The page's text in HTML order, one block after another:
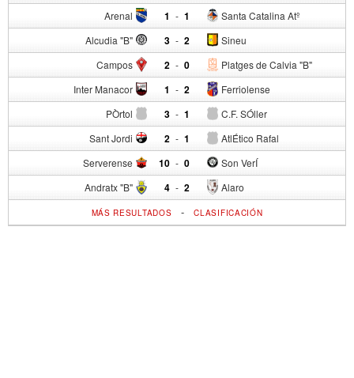
Arenal 1 - Santa Catalina Atº
1
Alcudia "B" 3 - Sineu
2
Campos 2 - Platges de Calvia "B"
0
Inter Manacor 1 - Ferriolense
2
PÒrtol 3 - C.F. SÓller
1
Sant Jordi 2 - AtlÉtico Rafal
1
Serverense 10 - Son VerÍ
0
Andratx "B" 4 - Alaro
2
MÁS RESULTADOS -CLASIFICACIÓN